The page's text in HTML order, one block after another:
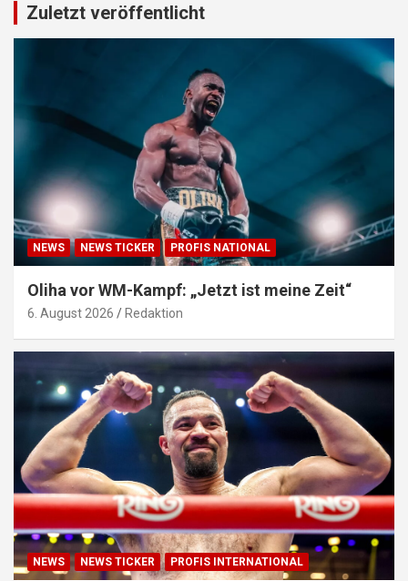
Zuletzt veröffentlicht
NEWS NEWS TICKER PROFIS NATIONAL
Oliha vor WM-Kampf: „Jetzt ist meine Zeit“
6. August 2026 Redaktion
NEWS NEWS TICKER PROFIS INTERNATIONAL